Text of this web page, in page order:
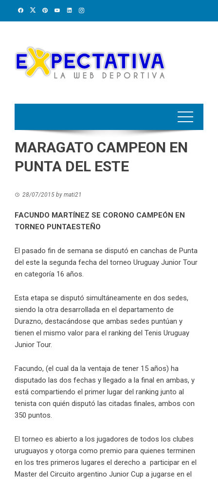
MARAGATO CAMPEON EN
PUNTA DEL ESTE
28/07/2015 by mati21
FACUNDO MARTÍNEZ SE CORONO CAMPEÓN EN
TORNEO PUNTAESTEÑO
El pasado fin de semana se disputó en canchas de Punta
del este la segunda fecha del torneo Uruguay Junior Tour
en categoría 16 años.
Esta etapa se disputó simultáneamente en dos sedes,
siendo la otra desarrollada en el departamento de
Durazno, destacándose que ambas sedes puntúan y
tienen el mismo valor para el ranking del Tenis Uruguay
Junior Tour.
Facundo, (el cual da la ventaja de tener 15 años) ha
disputado las dos fechas y llegado a la final en ambas, y
está compartiendo el primer lugar del ranking junto al
tenista con quién disputó las citadas finales, ambos con
350 puntos.
El torneo es abierto a los jugadores de todos los clubes
uruguayos y otorga como premio para quienes terminen
en los tres primeros lugares el derecho a participar en el
Master del Circuito argentino Junior Cup a jugarse en el